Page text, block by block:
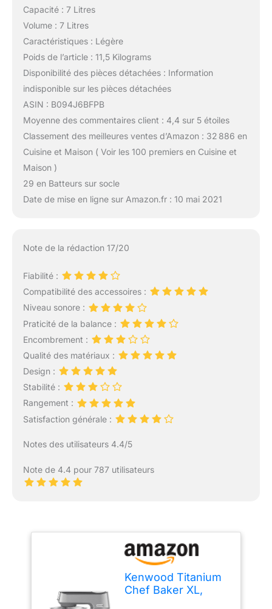
Capacité : 7 Litres
Volume : 7 Litres
Caractéristiques : Légère
Poids de l’article : 11,5 Kilograms
Disponibilité des pièces détachées : Information
indisponible sur les pièces détachées
ASIN : B094J6BFPB
Moyenne des commentaires client : 4,4 sur 5 étoiles
Classement des meilleures ventes d’Amazon : 32 886 en
Cuisine et Maison ( Voir les 100 premiers en Cuisine et
Maison )
29 en Batteurs sur socle
Date de mise en ligne sur Amazon.fr : 10 mai 2021
Note de la rédaction 17/20
Fiabilité :
Compatibilité des accessoires :
Niveau sonore :
Praticité de la balance :
Encombrement :
Qualité des matériaux :
Design :
Stabilité :
Rangement :
Satisfaction générale :
Notes des utilisateurs 4.4/5
Note de 4.4 pour 787 utilisateurs
Kenwood Titanium
Chef Baker XL,